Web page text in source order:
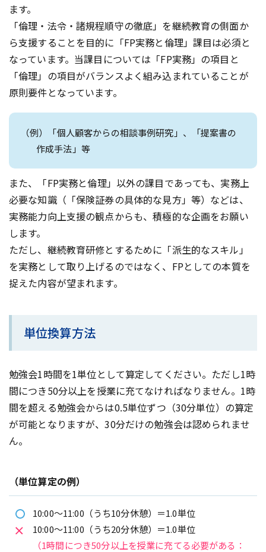
ます。
「倫理・法令・諸規程順守の徹底」を継続教育の側面か
ら支援することを目的に「FP実務と倫理」課目は必須と
なっています。当課目については「FP実務」の項目と
「倫理」の項目がバランスよく組み込まれていることが
原則要件となっています。
（例）「個人顧客からの相談事例研究」、「提案書の
作成手法」等
また、「FP実務と倫理」以外の課目であっても、実務上
必要な知識（「保険証券の具体的な見方」等）などは、
実務能力向上支援の観点からも、積極的な企画をお願い
します。
ただし、継続教育研修とするために「派生的なスキル」
を実務として取り上げるのではなく、FPとしての本質を
捉えた内容が望まれます。
単位換算方法
勉強会1時間を1単位として算定してください。ただし1時
間につき50分以上を授業に充てなければなりません。1時
間を超える勉強会からは0.5単位ずつ（30分単位）の算定
が可能となりますが、30分だけの勉強会は認められませ
ん。
（単位算定の例）
10:00～11:00（うち10分休憩）＝1.0単位
10:00～11:00（うち20分休憩）＝1.0単位
（1時間につき50分以上を授業に充てる必要がある：